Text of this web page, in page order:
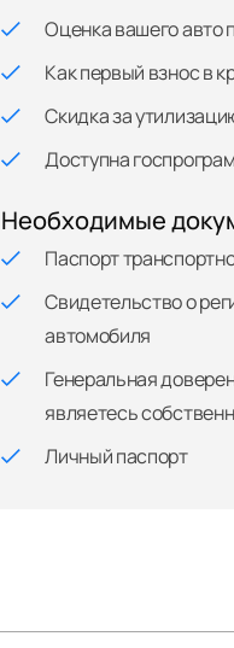
Оценка вашего авто
Как первый взнос в
Скидка за
Доступна
Необходимые
Паспорт
Свидетельство о
автомобиля
Генеральная
являетесь
Личный паспорт